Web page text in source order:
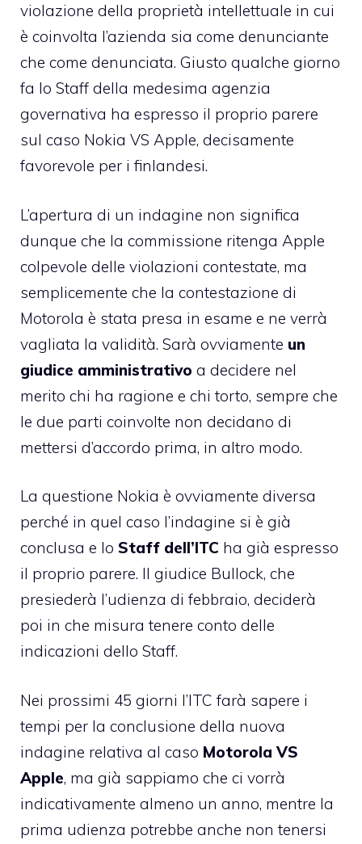
violazione della proprietà intellettuale in cui
è coinvolta l’azienda sia come denunciante
che come denunciata. Giusto qualche giorno
fa lo Staff della medesima agenzia
governativa ha espresso il proprio parere
sul caso Nokia VS Apple, decisamente
favorevole per i finlandesi.
L’apertura di un indagine non significa
dunque che la commissione ritenga Apple
colpevole delle violazioni contestate, ma
semplicemente che la contestazione di
Motorola è stata presa in esame e ne verrà
vagliata la validità. Sarà ovviamente un
giudice amministrativo a decidere nel
merito chi ha ragione e chi torto, sempre che
le due parti coinvolte non decidano di
mettersi d’accordo prima, in altro modo.
La questione Nokia è ovviamente diversa
perché in quel caso l’indagine si è già
conclusa e lo Staff dell’ITC ha già espresso
il proprio parere. Il giudice Bullock, che
presiederà l’udienza di febbraio, deciderà
poi in che misura tenere conto delle
indicazioni dello Staff.
Nei prossimi 45 giorni l’ITC farà sapere i
tempi per la conclusione della nuova
indagine relativa al caso Motorola VS
Apple, ma già sappiamo che ci vorrà
indicativamente almeno un anno, mentre la
prima udienza potrebbe anche non tenersi